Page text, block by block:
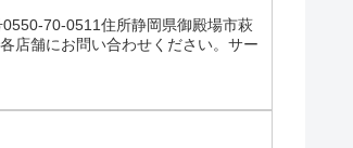
70-0511住所静岡県御殿場市萩
店舗にお問い合わせください。サー